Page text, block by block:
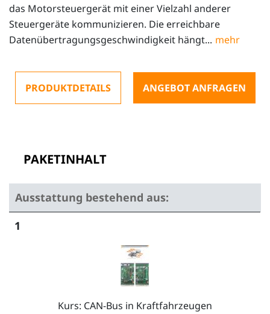
das Motorsteuergerät mit einer Vielzahl anderer
Steuergeräte kommunizieren. Die erreichbare
Datenübertragungsgeschwindigkeit hängt...
PRODUKTDETAILS ANGEBOT ANFRAGEN
PAKETINHALT
Ausstattung bestehend aus:
1
Kurs: CAN-Bus in Kraftfahrzeugen